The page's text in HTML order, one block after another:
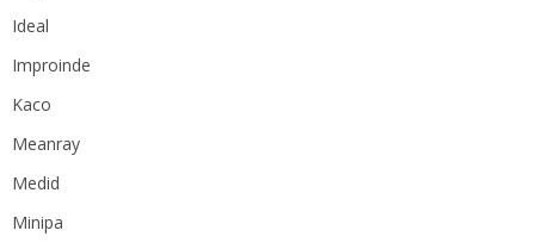
Ideal
Improinde
Kaco
Meanray
Medid
Minipa